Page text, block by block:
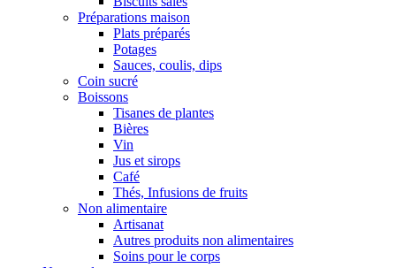
Préparations maison
Plats préparés
Potages
Sauces, coulis, dips
Coin sucré
Boissons
Tisanes de plantes
Bières
Vin
Jus et sirops
Café
Thés, Infusions de fruits
Non alimentaire
Artisanat
Autres produits non alimentaires
Soins pour le corps